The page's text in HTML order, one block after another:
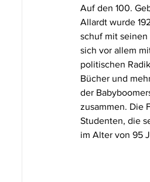
Auf den 100.
Allardt wurde
schuf mit
sich vor allem
politischen
Bücher und
der
zusammen. Die
Studenten, die
im Alter von 95